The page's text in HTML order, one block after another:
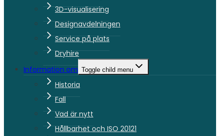
3D-visualisering
Designavdelningen
Service på plats
Dryhire
Information om Toggle child menu
Historia
Fall
Vad är nytt
Hållbarhet och ISO 20121